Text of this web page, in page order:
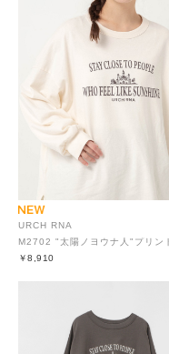
URCH RNA
￥8,910